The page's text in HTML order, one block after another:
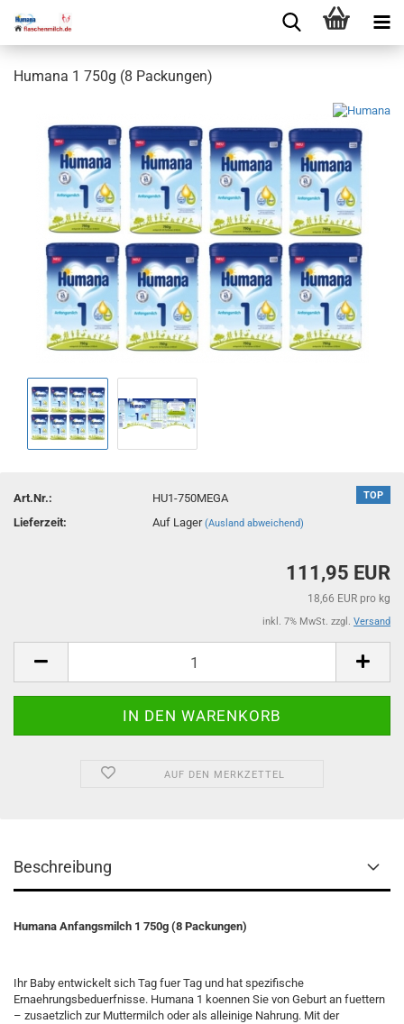
Humana 1 750g (8 Packungen)
TOP
Art.Nr.:
HU1-750MEGA
Lieferzeit:
Auf Lager(Ausland abweichend)
111,95 EUR
18,66 EUR pro kg
inkl. 7% MwSt. zzgl. Versand
AUF DEN MERKZETTEL
Beschreibung
Humana Anfangsmilch 1 750g (8 Packungen)
Ihr Baby entwickelt sich Tag fuer Tag und hat spezifische
Ernaehrungsbeduerfnisse. Humana 1 koennen Sie von Geburt an fuettern
– zusaetzlich zur Muttermilch oder als alleinige Nahrung. Mit der